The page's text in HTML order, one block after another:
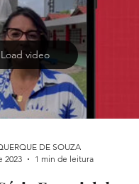
Load video
DE SOUZA
2023
1 min de leitura